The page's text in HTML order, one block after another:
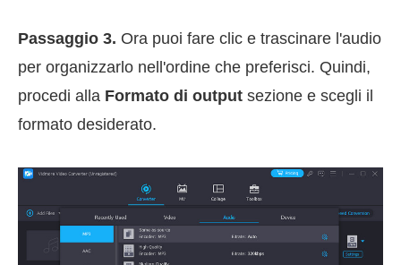
Passaggio 3. Ora puoi fare clic e trascinare l'audio
per organizzarlo nell'ordine che preferisci. Quindi,
procedi alla Formato di output sezione e scegli il
formato desiderato.